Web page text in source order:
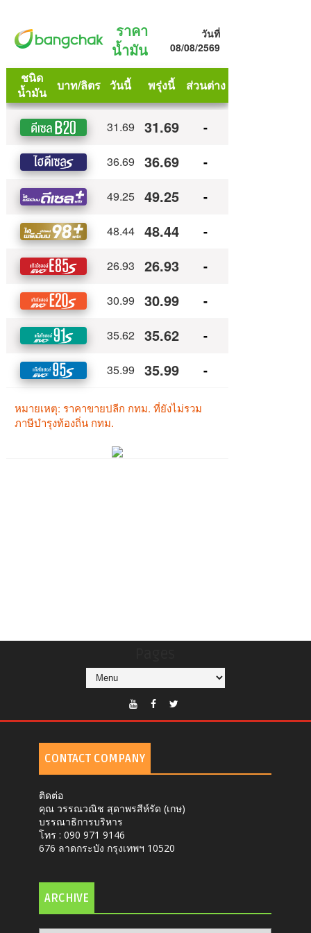
CONTACT COMPANY
ติดต่อ
คุณ วรรณวณิช สุดาพรสีห์รัด (เกษ)
บรรณาธิการบริหาร
โทร : 090 971 9146
676 ลาดกระบัง กรุงเทพฯ 10520
ARCHIVE